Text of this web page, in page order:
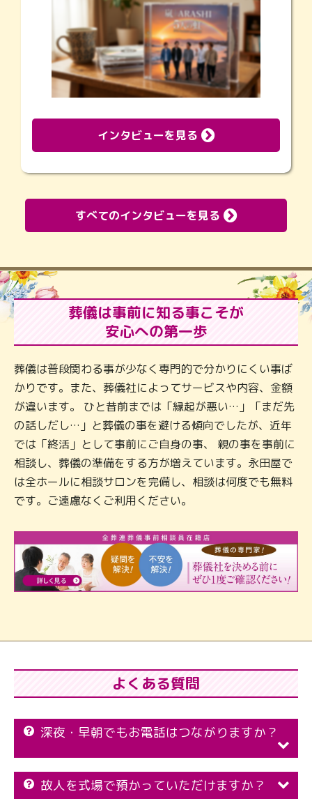
インタビューを見る
すべてのインタビューを見る
葬儀は事前に知る事こそが
安心への第一歩
葬儀は普段関わる事が少なく専門的で分かりにくい事ば
かりです。また、葬儀社によってサービスや内容、金額
が違います。 ひと昔前までは「縁起が悪い…」「まだ先
の話しだし…」と葬儀の事を避ける傾向でしたが、近年
では「終活」として事前にご自身の事、 親の事を事前に
相談し、葬儀の準備をする方が増えています。永田屋で
は全ホールに相談サロンを完備し、相談は何度でも無料
です。ご遠慮なくご利用ください。
よくある質問
深夜・早朝でもお電話はつながりますか？
故人を式場で預かっていただけますか？